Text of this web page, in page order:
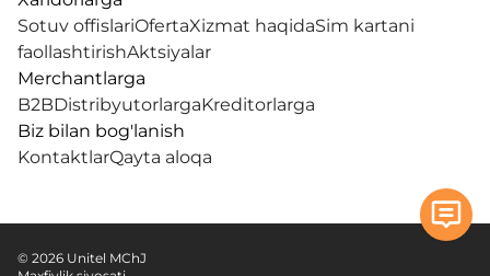
Sotuv offislariOfertaXizmat haqidaSim kartani
faollashtirishAktsiyalar
Merchantlarga
B2BDistribyutorlargaKreditorlarga
Biz bilan bog'lanish
KontaktlarQayta aloqa
© 2026 Unitel MChJ